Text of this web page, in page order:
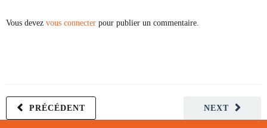
Vous devez vous connecter pour publier un commentaire.
NEXT
PRÉCÉDENT